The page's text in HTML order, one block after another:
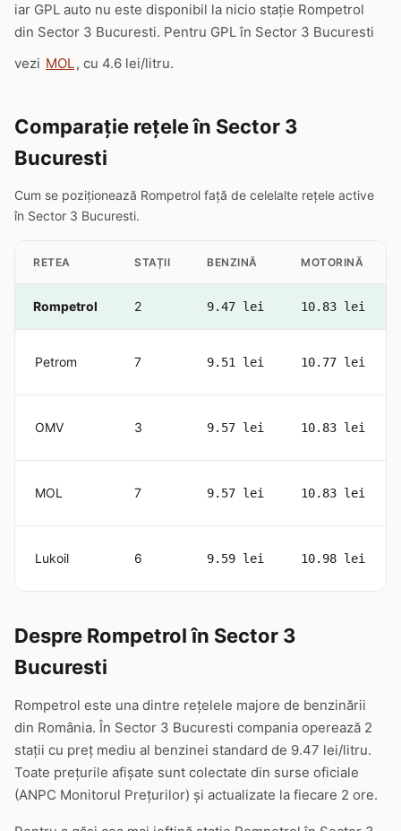
iar GPL auto nu este disponibil la nicio stație Rompetrol
din Sector 3 Bucuresti. Pentru GPL în Sector 3 Bucuresti
vezi MOL, cu 4.6 lei/litru.
Comparație rețele în Sector 3
Bucuresti
Cum se poziționează Rompetrol față de celelalte rețele active
în Sector 3 Bucuresti.
RETEA STAȚII BENZINĂ MOTORINĂ
Rompetrol 2 9.47 lei 10.83 lei
Petrom 7 9.51 lei 10.77 lei
OMV 3 9.57 lei 10.83 lei
MOL 7 9.57 lei 10.83 lei
Lukoil 6 9.59 lei 10.98 lei
Despre Rompetrol în Sector 3
Bucuresti
Rompetrol este una dintre rețelele majore de benzinării
din România. În Sector 3 Bucuresti compania operează 2
stații cu preț mediu al benzinei standard de 9.47 lei/litru.
Toate prețurile afișate sunt colectate din surse oficiale
(ANPC Monitorul Prețurilor) și actualizate la fiecare 2 ore.